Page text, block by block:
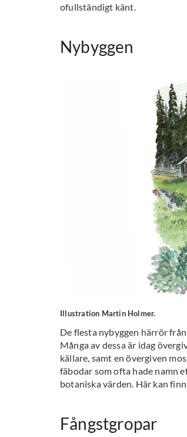
ofullständigt känt.
Nybyggen
Illustration Martin Holmer.
De flesta nybyggen härrör
Många av dessa är idag
källare, samt en övergiven
fäbodar som ofta hade namn
botaniska värden. Här kan
Fångstgropar